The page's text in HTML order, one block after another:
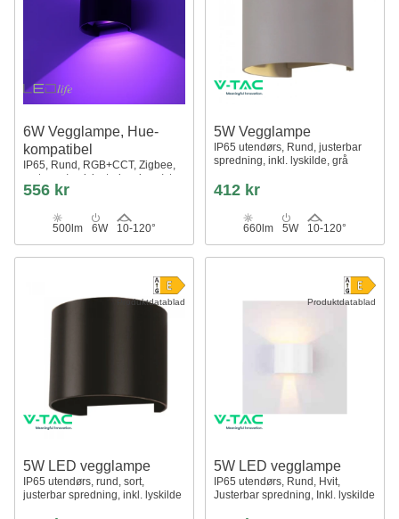
6W Vegglampe, Hue-
kompatibel
IP65, Rund, RGB+CCT, Zigbee,
sort, opp/ned, justerbar, inne/ute,
inkl. lyskilde
556 kr
500lm 6W 10-120°
5W Vegglampe
IP65 utendørs, Rund, justerbar
spredning, inkl. lyskilde, grå
412 kr
660lm 5W 10-120°
Produktdatablad
5W LED vegglampe
IP65 utendørs, rund, sort,
justerbar spredning, inkl. lyskilde
Produktdatablad
5W LED vegglampe
IP65 utendørs, Rund, Hvit,
Justerbar spredning, Inkl. lyskilde